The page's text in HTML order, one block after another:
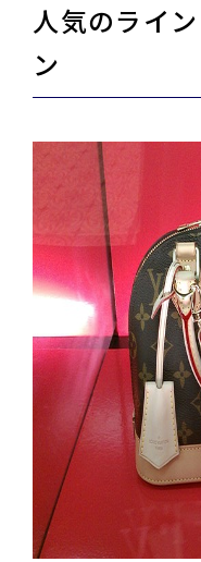
人気のライ
ン